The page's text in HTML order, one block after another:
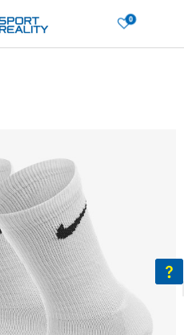
0
i preuzmite u prodavnici po vašem
VIŠE